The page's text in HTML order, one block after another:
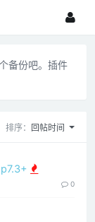
备份吧。插件
排序： 回帖时间
0